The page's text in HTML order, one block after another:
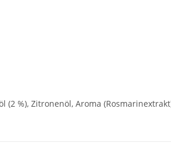
(2 %), Zitronenöl, Aroma